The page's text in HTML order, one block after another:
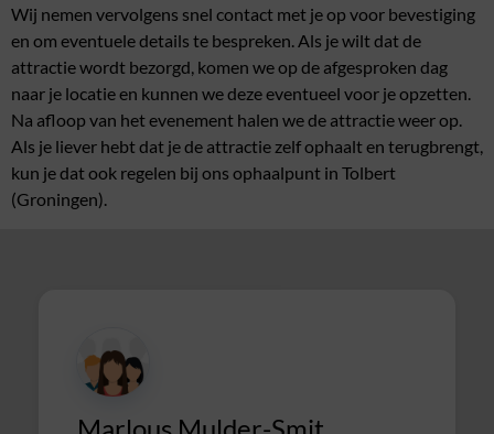
Wij nemen vervolgens snel contact met je op voor bevestiging
en om eventuele details te bespreken. Als je wilt dat de
attractie wordt bezorgd, komen we op de afgesproken dag
naar je locatie en kunnen we deze eventueel voor je opzetten.
Na afloop van het evenement halen we de attractie weer op.
Als je liever hebt dat je de attractie zelf ophaalt en terugbrengt,
kun je dat ook regelen bij ons ophaalpunt in Tolbert
(Groningen).
CIMSOLUTIONS